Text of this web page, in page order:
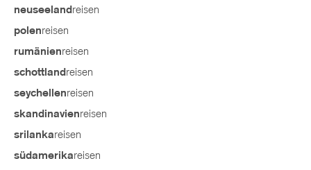
neuseeland reisen
polenreisen
rumänienreisen
schottland reisen
seychellenreisen
skandinavienreisen
srilankareisen
südamerikareisen